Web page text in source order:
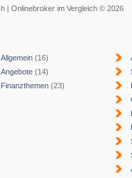
| Onlinebroker im Vergleich © 2026
Allgemein (16)
Angebote (14)
Finanzthemen (23)